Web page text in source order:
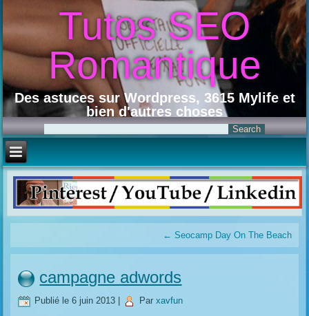
Tutos SEO
Romantique
Des astuces sur Wordpress, 3615 Mylife et
bien d'autres choses
← Seocamp Day On The Beach
campagne adwords
Publié le 6 juin 2013 Par xavfun